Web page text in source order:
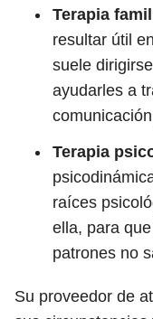
Terapia
resultar útil
suele
ayudarles a
Terapia
raíces
ella, para
patrones no
Su proveedor de